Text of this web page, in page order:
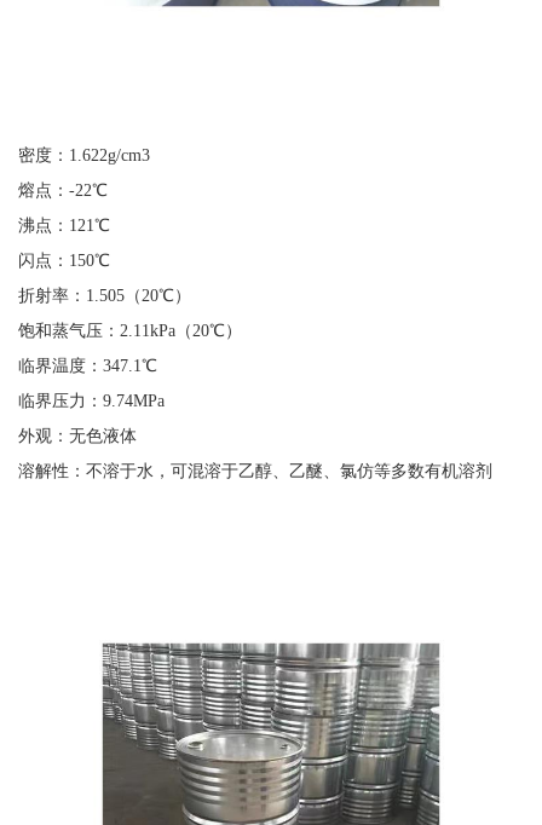
密度：1.622g/cm3
熔点：-22℃
沸点：121℃
闪点：150℃
折射率：1.505（20℃）
饱和蒸气压：2.11kPa（20℃）
临界温度：347.1℃
临界压力：9.74MPa
外观：无色液体
溶解性：不溶于水，可混溶于乙醇、乙醚、氯仿等多数有机溶剂